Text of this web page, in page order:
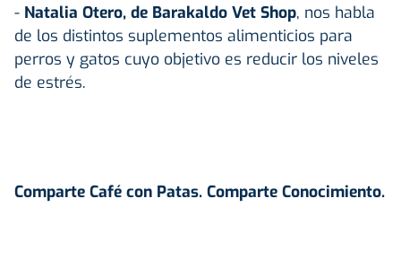
- Natalia Otero, de Barakaldo Vet Shop, nos habla
de los distintos suplementos alimenticios para
perros y gatos cuyo objetivo es reducir los niveles
de estrés.
Comparte Café con Patas. Comparte Conocimiento.